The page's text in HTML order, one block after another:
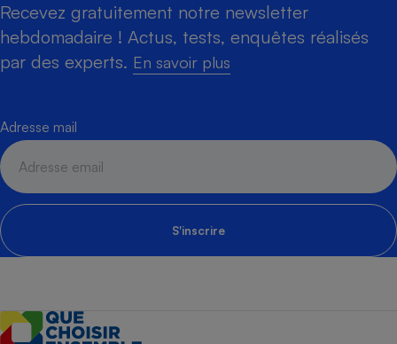
Recevez gratuitement notre newsletter
hebdomadaire ! Actus, tests, enquêtes réalisés
par des experts. En savoir plus
Adresse mail
S'inscrire